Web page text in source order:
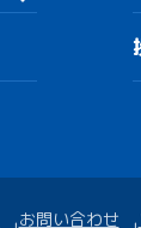
お問い合わせ